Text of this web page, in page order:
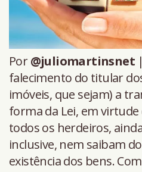
Por@juliomartinsnet
falecimento do titular
imóveis, que sejam) a
forma da Lei, em
todos os herdeiros,
inclusive, nem saibam
existência dos bens.